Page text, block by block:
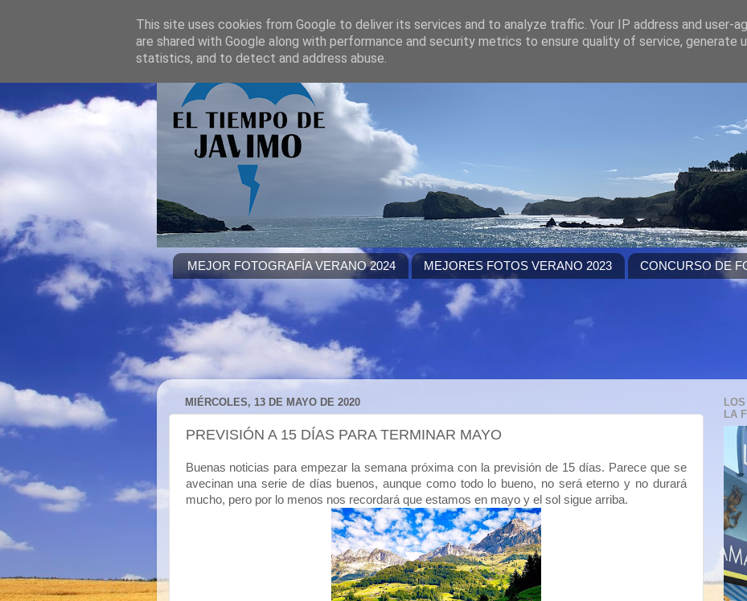
MEJOR FOTOGRAFÍA VERANO 2024 MEJORES FOTOS VERANO 2023 CONCURSO DE
MIÉRCOLES, 13 DE MAYO DE 2020
PREVISIÓN A 15 DÍAS PARA TERMINAR MAYO
Buenas noticias para empezar la semana próxima con la previsión de 15 días. Parece que se
avecinan una serie de días buenos, aunque como todo lo bueno, no será eterno y no durará
mucho, pero por lo menos nos recordará que estamos en mayo y el sol sigue arriba.
LA
This site uses cookies from Google to deliver its services and to analyze traffic. Your IP address and user-
are shared with Google along with performance and security metrics to ensure quality of service, generate
statistics, and to detect and address abuse.